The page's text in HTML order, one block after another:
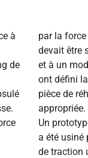
à
de
par la
devait être
et à un
ont défini
pièce de
appropriée.
Un
a été usiné
de traction